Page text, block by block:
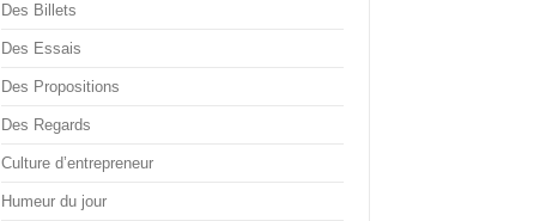
Des Billets
Des Essais
Des Propositions
Des Regards
Culture d’entrepreneur
Humeur du jour